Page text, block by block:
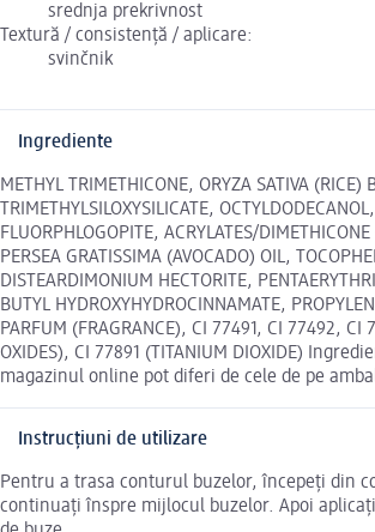
srednja prekrivnost
Textură / consistență / aplicare:
svinčnik
Ingrediente
METHYL TRIMETHICONE, ORYZA SATIVA (RICE)
TRIMETHYLSILOXYSILICATE,
FLUORPHLOGOPITE, ACRYLATES/DIMETHICONE
PERSEA GRATISSIMA (AVOCADO) OIL,
DISTEARDIMONIUM HECTORITE,
BUTYL HYDROXYHYDROCINNAMATE,
PARFUM (FRAGRANCE), CI 77491, CI 77492, CI
OXIDES), CI 77891 (TITANIUM DIOXIDE)
magazinul online pot diferi de cele de pe
Instrucțiuni de utilizare
Pentru a trasa conturul buzelor, începeți din
continuați înspre mijlocul buzelor. Apoi